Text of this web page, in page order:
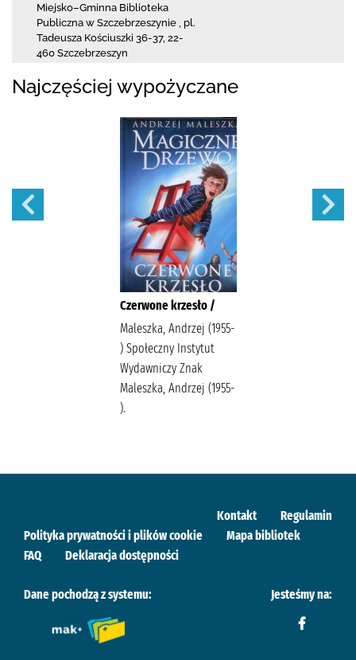
Miejsko–Gminna Biblioteka
Publiczna w Szczebrzeszynie
pl.
Tadeusza Kościuszki 36-37, 22-
460 Szczebrzeszyn
Najczęściej wypożyczane
Czerwone krzesło /
Maleszka, Andrzej (1955-
) Społeczny Instytut
Wydawniczy Znak
Maleszka, Andrzej (1955-
).
Kontakt
Regulamin
Polityka prywatności i plików cookie
Mapa bibliotek
FAQ
Deklaracja dostępności
Dane pochodzą z systemu: Jesteśmy na: